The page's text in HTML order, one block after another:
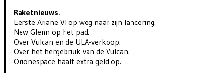
Raketnieuws.
Eerste Ariane VI op weg naar zijn lancering.
New Glenn op het pad.
Over Vulcan en de ULA-verkoop.
Over het hergebruik van de Vulcan.
Orionespace haalt extra geld op.